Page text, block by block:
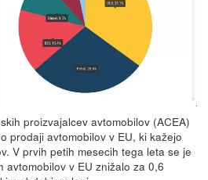
proizvajalcev avtomobilov (ACEA)
prodaji avtomobilov v EU, ki kažejo
V prvih petih mesecih tega leta se je
v EU znižalo za 0,6